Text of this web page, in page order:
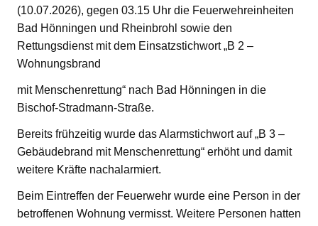
(10.07.2026), gegen 03.15 Uhr die Feuerwehreinheiten
Bad Hönningen und Rheinbrohl sowie den
Rettungsdienst mit dem Einsatzstichwort „B 2 –
Wohnungsbrand
mit Menschenrettung“ nach Bad Hönningen in die
Bischof-Stradmann-Straße.
Bereits frühzeitig wurde das Alarmstichwort auf „B 3 –
Gebäudebrand mit Menschenrettung“ erhöht und damit
weitere Kräfte nachalarmiert.
Beim Eintreffen der Feuerwehr wurde eine Person in der
betroffenen Wohnung vermisst. Weitere Personen hatten